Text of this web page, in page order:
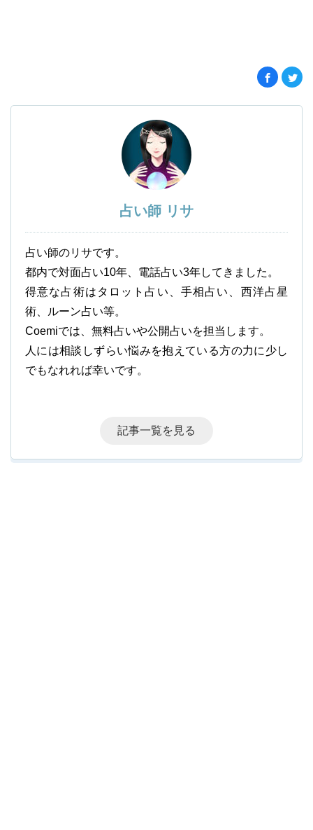
占い師 リサ
占い師のリサです。
都内で対面占い10年、電話占い3年してきました。
得意な占術はタロット占い、手相占い、西洋占星
術、ルーン占い等。
Coemiでは、無料占いや公開占いを担当します。
人には相談しずらい悩みを抱えている方の力に少し
でもなれれば幸いです。
記事一覧を見る